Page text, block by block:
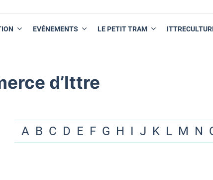
EVÉNEMENTS LE PETIT TRAM
d’Ittre
A B C D E F G H I J K L M N